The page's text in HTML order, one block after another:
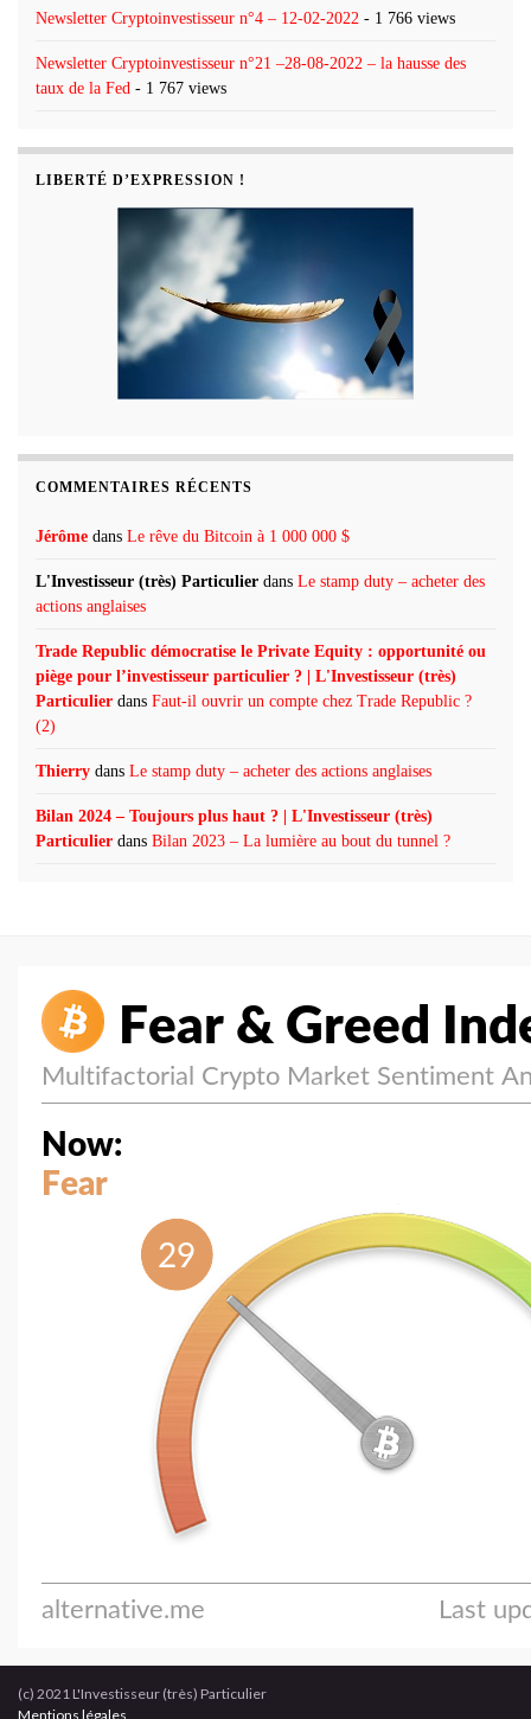
Newsletter Cryptoinvestisseur n°4 – 12-02-2022 - 1 766 views
Newsletter Cryptoinvestisseur n°21 –28-08-2022 – la hausse des
taux de la Fed - 1 767 views
LIBERTÉ D’EXPRESSION !
COMMENTAIRES RÉCENTS
Jérôme dans Le rêve du Bitcoin à 1 000 000 $
L'Investisseur (très) Particulier dans Le stamp duty – acheter des
actions anglaises
Trade Republic démocratise le Private Equity : opportunité ou
piège pour l’investisseur particulier ? | L'Investisseur (très)
Particulier dans Faut-il ouvrir un compte chez Trade Republic ?
(2)
Thierry dans Le stamp duty – acheter des actions anglaises
Bilan 2024 – Toujours plus haut ? | L'Investisseur (très)
Particulier dans Bilan 2023 – La lumière au bout du tunnel ?
(c) 2021 L'Investisseur (très) Particulier
Mentions légales